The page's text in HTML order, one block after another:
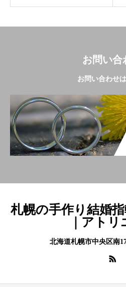
お問い合
お問い合わせ
札幌の手作り結婚
｜アト
北海道札幌市中央区南